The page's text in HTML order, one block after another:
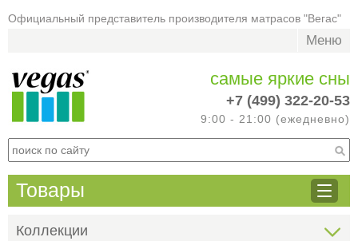
Официальный представитель производителя матрасов "Вегас"
Меню
самые яркие сны
+7 (499) 322-20-53
9:00 - 21:00 (ежедневно)
Товары
Коллекции